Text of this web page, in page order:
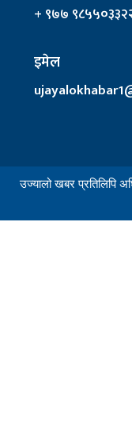
+ ९७७
इमेल
उज्यालो खबर प्रतिलिपि